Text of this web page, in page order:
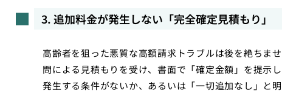
3. 追加料金が発生しない「完全確定見積もり」
高齢者を狙った悪質な高額請求トラブルは後を絶ちま
問による見積もりを受け、書面で「確定金額」を提示
発生する条件がないか、あるいは「一切追加なし」と